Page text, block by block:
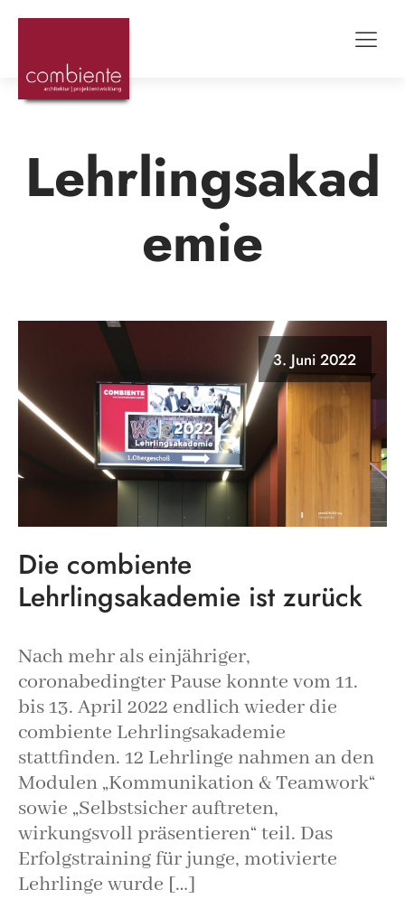
Lehrlingsakad
emie
3. Juni 2022
Die combiente
Lehrlingsakademie ist zurück
Nach mehr als einjähriger,
coronabedingter Pause konnte vom 11.
bis 13. April 2022 endlich wieder die
combiente Lehrlingsakademie
stattfinden. 12 Lehrlinge nahmen an den
Modulen „Kommunikation & Teamwork“
sowie „Selbstsicher auftreten,
wirkungsvoll präsentieren“ teil. Das
Erfolgstraining für junge, motivierte
Lehrlinge wurde […]